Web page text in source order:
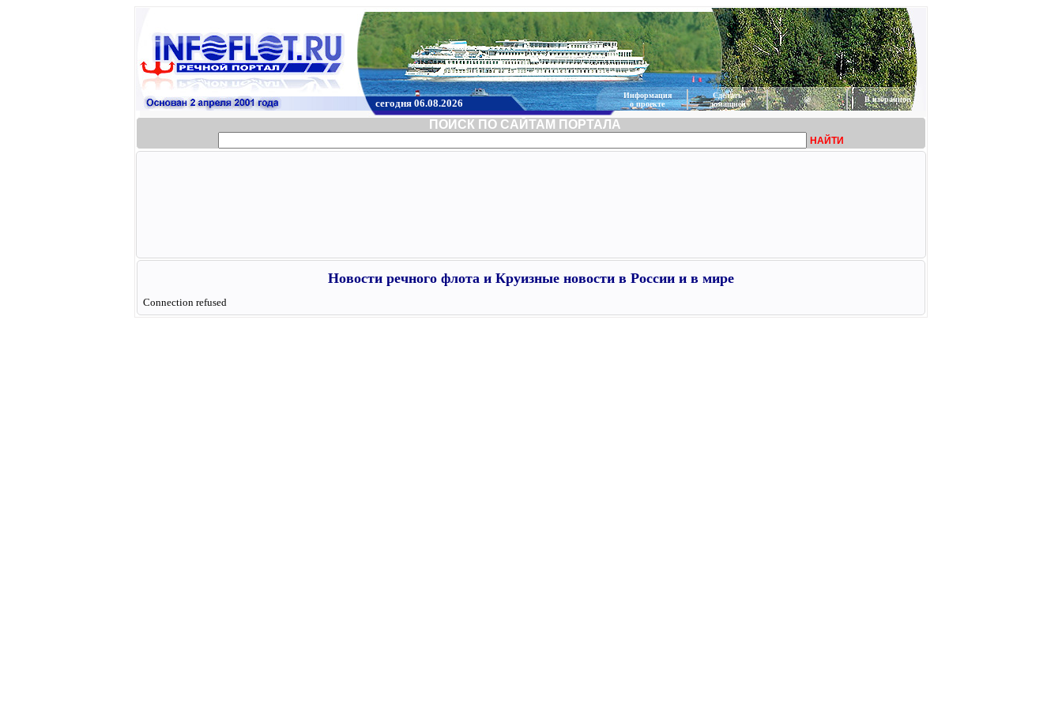
сегодня 06.08.2026
Информация
о проекте
Сделать
домашней
@ В избранное
ПОИСК ПО САЙТАМ ПОРТАЛА
НАЙТИ
Новости речного флота и Круизные новости в России и в мире
Connection refused